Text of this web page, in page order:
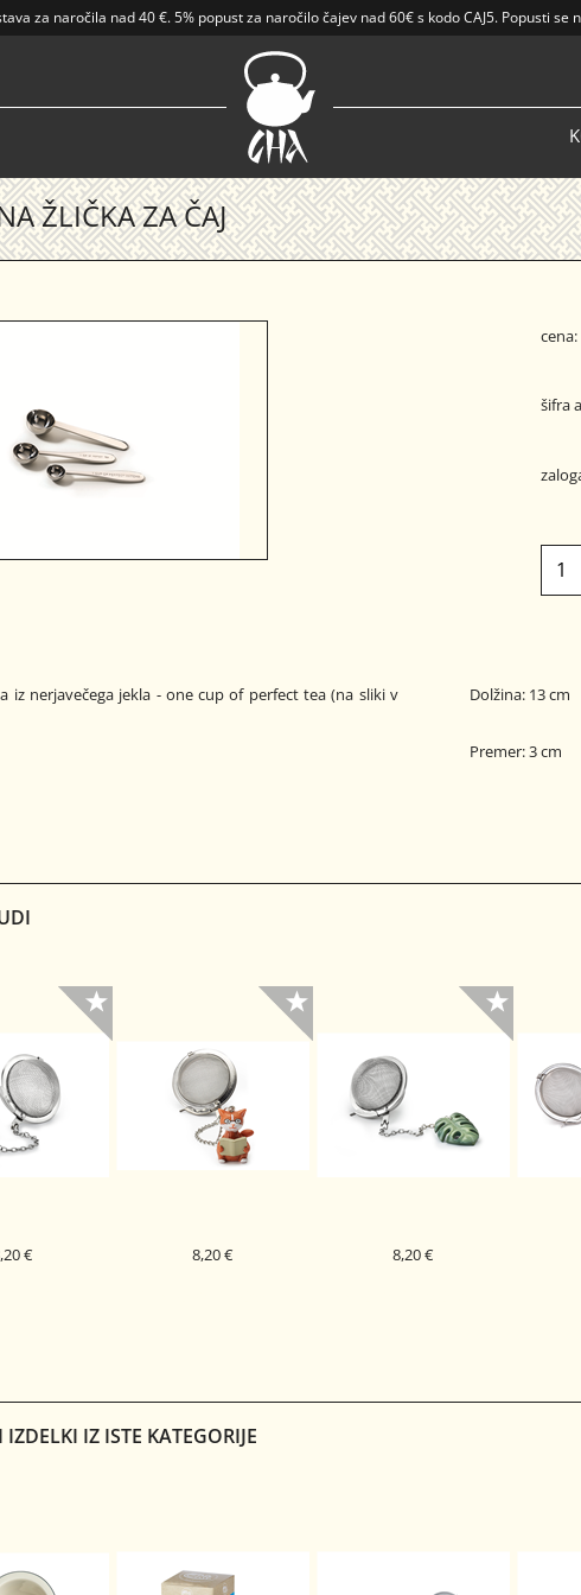
za naročila nad40 €.5% popust za naročilo čajev nad 60€ s kodo CAJ5. Popusti se
ŽLIČKA ZA ČAJ
cena:
šifra
iz nerjavečega jekla - one cup of perfect tea (na sliki v
Dolžina: 13 cm
Premer: 3 cm
€
8,20 €
8,20 €
IZ ISTE KATEGORIJE